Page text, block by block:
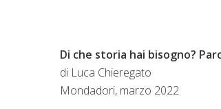
Di che storia hai bisogno?
di Luca Chieregato
Mondadori, marzo 2022